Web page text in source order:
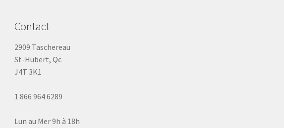
Contact
2909 Taschereau
St-Hubert, Qc
J4T 3K1
1 866 964 6289
Lun au Mer 9h à 18h